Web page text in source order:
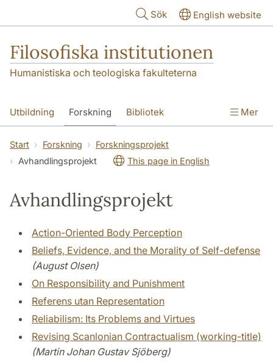
Sök English website
Filosofiska institutionen
Humanistiska och teologiska fakulteterna
Utbildning Forskning Bibliotek
Personal Kontakt Institutionen
Mer
Start Forskning
Forskningsprojekt
Avhandlingsprojekt
This page in English
Avhandlingsprojekt
Action-Oriented Body Perception
Beliefs, Evidence, and the Morality of Self-defense
(August Olsen)
On Responsibility and Punishment
Referens utan Representation
Reliabilism: Its Problems and Virtues
Revising Scanlonian Contractualism (working-title)
(Martin Johan Gustav Sjöberg)